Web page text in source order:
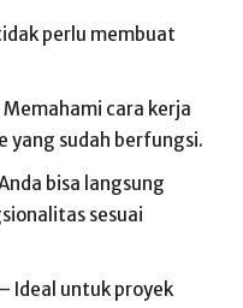
perlu membuat
Memahami cara kerja
yang sudah berfungsi.
bisa langsung
sesuai
– Ideal untuk proyek